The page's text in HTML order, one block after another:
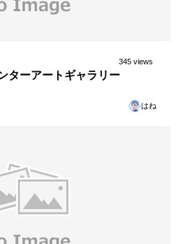
345 views
ターアートギャラリー
はね